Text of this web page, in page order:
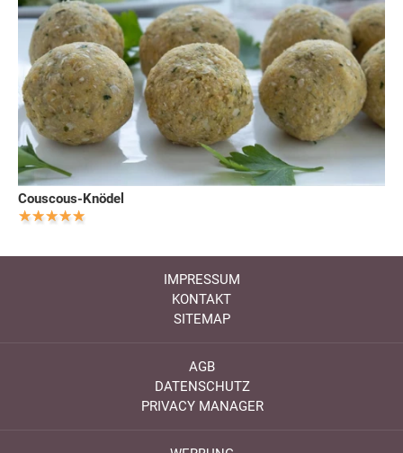
Couscous-Knödel
IMPRESSUM
KONTAKT
SITEMAP
AGB
DATENSCHUTZ
PRIVACY MANAGER